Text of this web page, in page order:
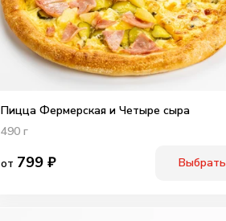
Пицца Фермерская и Четыре сыра
490 г
от 799₽ Выбрать